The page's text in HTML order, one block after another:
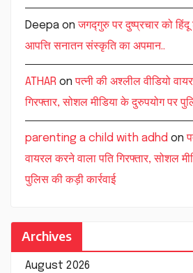
Deepa onजगद्गुरु पर दुष्प्रचार को
आपत्ति सनातन संस्कृति का अपमान..
ATHAR onपत्नी की अश्लील वीडियो
गिरफ्तार, सोशल मीडिया के दुरुपयोग पर
parenting a child with adhd on
वायरल करने वाला पति गिरफ्तार, सोशल
पुलिस की कड़ी कार्रवाई
Archives
August 2026